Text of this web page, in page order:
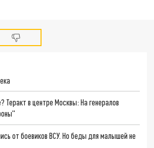
Теракт в центре Москвы: На генералов
от боевиков ВСУ. Но беды для малышей не